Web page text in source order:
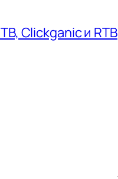
Clickganic и RTB